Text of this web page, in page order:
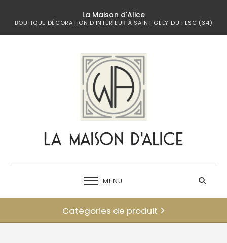
La Maison d'Alice
BOUTIQUE DÉCORATION D'INTÉRIEUR À SAINT GÉLY DU FESC (34)
MENU
Catégories de produit
← retour